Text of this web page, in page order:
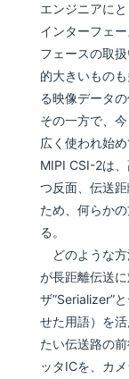
エンジニアに
インターフェ
フェースの取
的大きいもの
る映像データ
その一方で、
広く使われ始
MIPI CSI-2は
つ反面、伝送
ため、何らか
る。
どのような方
が長距離伝送
ザ”Serializer”
せた用語）を
たい伝送路の
ッタICを、カ